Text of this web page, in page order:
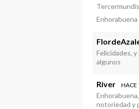
Enhorabuena
Felicidades,
algunos
River HACE
notoriedad y